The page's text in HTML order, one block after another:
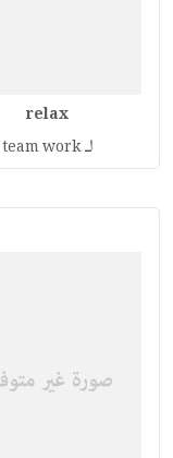
relax
لـteam work